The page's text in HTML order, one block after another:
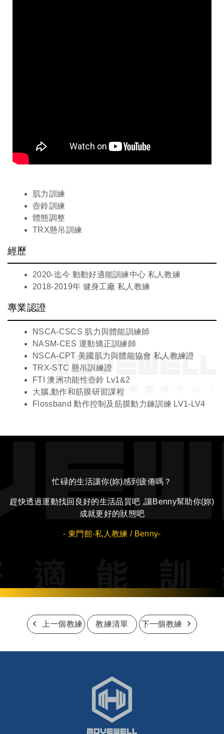
肌力訓練
壺鈴訓練
體態調整
TRX懸吊訓練
經歷
2020-迄今 動動好適能訓練中心 私人教練
2018-2019年 健身工廠 私人教練
專業認證
NSCA-CSCS 肌力與體能訓練師
NASM-CES 運動矯正訓練師
NSCA-CPT 美國肌力與體能協會 私人教練證
TRX-STC 懸吊訓練證
FTI 澳洲功能性壺鈴 Lv1&2
大腦,動作和筋膜研習課程
Flossband 動作控制及筋膜動力鍊訓練 LV1-LV4
忙碌的生活讓你(妳)感到疲倦嗎？
趕快透過運動找回良好的生活品質吧 ,讓Benny幫助你(妳)
成就更好的狀態吧
- 東門館-私人教練 / Benny-
上一個教練 教練清單 下一個教練